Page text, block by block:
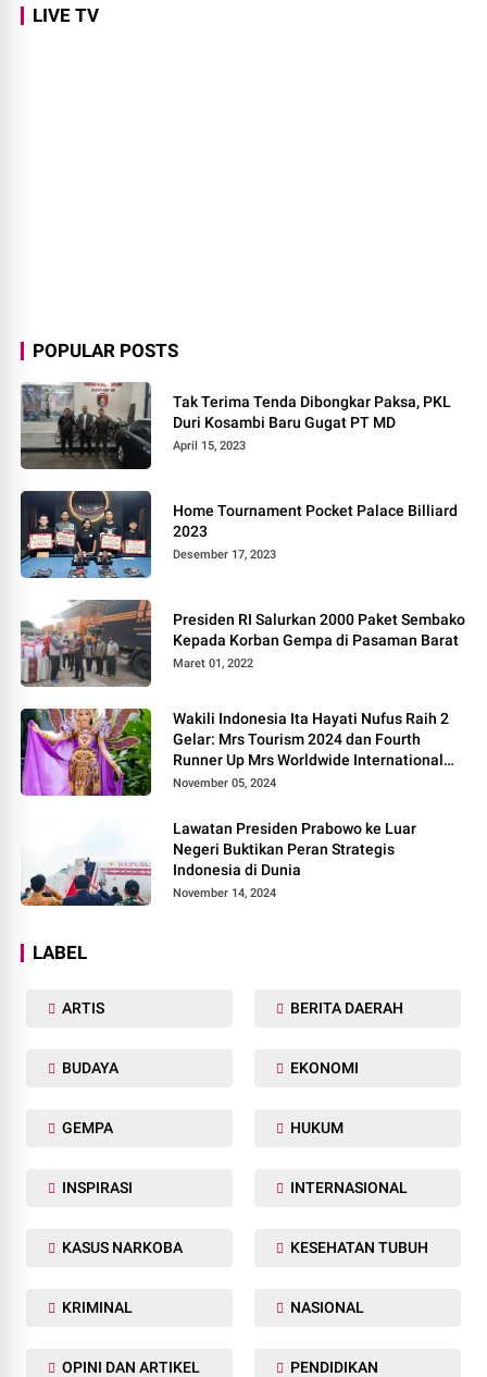
LIVE TV
POPULAR POSTS
Tak Terima Tenda Dibongkar Paksa, PKL
Duri Kosambi Baru Gugat PT MD
April 15, 2023
Home Tournament Pocket Palace Billiard
2023
Desember 17, 2023
Presiden RI Salurkan 2000 Paket Sembako
Kepada Korban Gempa di Pasaman Barat
Maret 01, 2022
Wakili Indonesia Ita Hayati Nufus Raih 2
Gelar: Mrs Tourism 2024 dan Fourth
Runner Up Mrs Worldwide International
2024, di Pemilihan Mrs Worldwide 2024
November 05, 2024
Lawatan Presiden Prabowo ke Luar
Negeri Buktikan Peran Strategis
Indonesia di Dunia
November 14, 2024
LABEL
ARTIS BERITA DAERAH
BUDAYA EKONOMI
GEMPA HUKUM
INSPIRASI INTERNASIONAL
KASUS NARKOBA KESEHATAN TUBUH
KRIMINAL NASIONAL
OPINI DAN ARTIKEL PENDIDIKAN